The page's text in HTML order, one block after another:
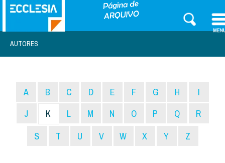
AUTORES
A B C D E F G H
I
J
K L M N O P Q
R
S
T U V W X Y Z